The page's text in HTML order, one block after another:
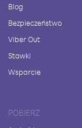
Blog
Bezpieczeństwo
Viber Out
Stawki
Wsparcie
POBIERZ